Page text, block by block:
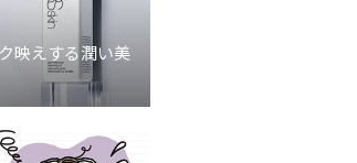
映えする潤い美